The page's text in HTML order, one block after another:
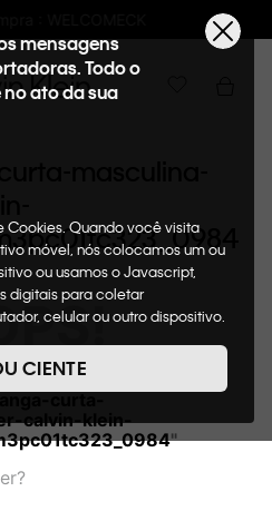
Frete GRÁTIS nas
mensagens
Todo o
ato da sua
Cookies. Quando você visita
móvel, nós colocamos um ou
ou usamos o Javascript,
digitais para coletar
celular ou outro dispositivo.
cookies usaremos e quais
processamos os dados
Quando você visita nosso site,
solicitação específica para
do site, incluindo,
comprar um item em nossa
CIENTE
masculina-
resultado
calvin-klein-
"